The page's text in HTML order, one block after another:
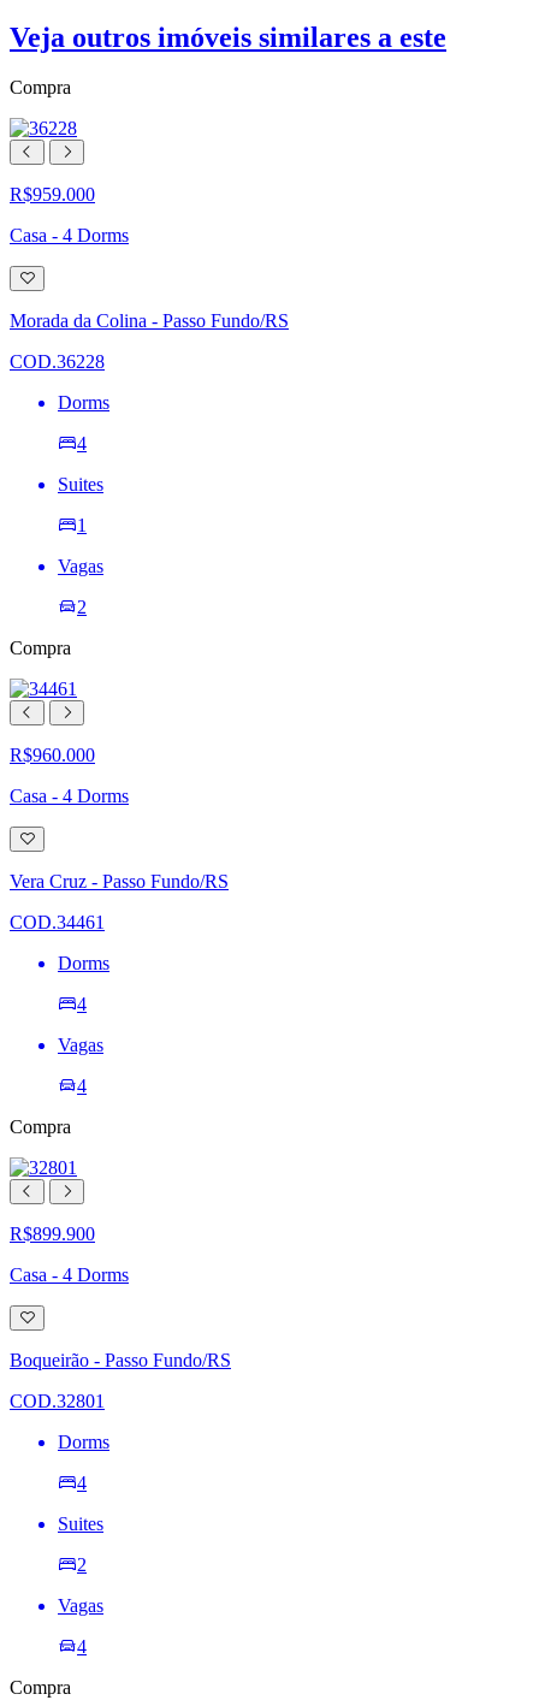
Veja outros imóveis similares a este
Compra
R$959.000
Casa - 4 Dorms
Adicionar
à
lista
de
Morada da Colina - Passo Fundo/RS
COD.36228
Dorms
4
Suites
1
Vagas
2
Compra
R$960.000
Casa - 4 Dorms
Adicionar
à
lista
de
Vera Cruz - Passo Fundo/RS
COD.34461
Dorms
4
Vagas
4
Compra
R$899.900
Casa - 4 Dorms
Adicionar
à
lista
de
Boqueirão - Passo Fundo/RS
COD.32801
Dorms
4
Suites
2
Vagas
4
Compra